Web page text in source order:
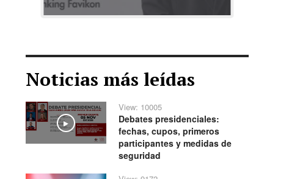
Noticias más leídas
Play
View: 10005
Debates presidenciales:
fechas, cupos, primeros
participantes y medidas de
seguridad